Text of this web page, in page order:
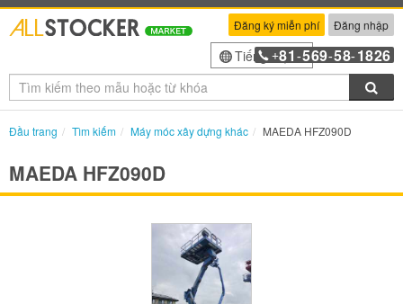
Đăng ký miễn phí Đăng nhập
Tiếng Việt
+81 -569-58-1826
Đầu trang Tìm kiếm Máy móc xây dựng khác MAEDA HFZ090D
MAEDA HFZ090D